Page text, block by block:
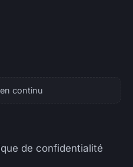
continu
de confidentialité